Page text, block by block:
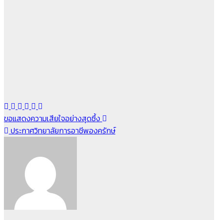
แนะแนว
เรื่อง
ขอแสดงความเสียใจอย่างสุดซึ้ง
ประกาศวิทยาลัยการอาชีพองครักษ์